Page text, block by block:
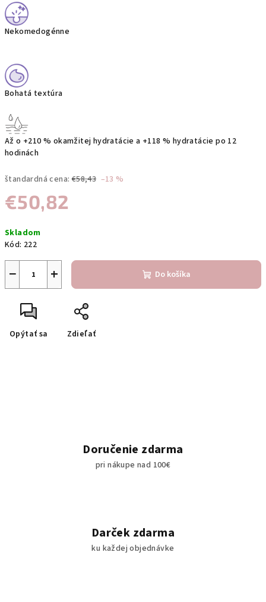
Nekomedogénne
Bohatá textúra
Až o +210 % okamžitej hydratácie a +118 % hydratácie po 12
hodinách
štandardná cena: €58,43 –13 %
€50,82
cena:
Skladom
Kód: 222
+
− Do košíka
Opýtať sa Zdieľať
Doručenie zdarma
pri nákupe nad 100€
Darček zdarma
ku každej objednávke